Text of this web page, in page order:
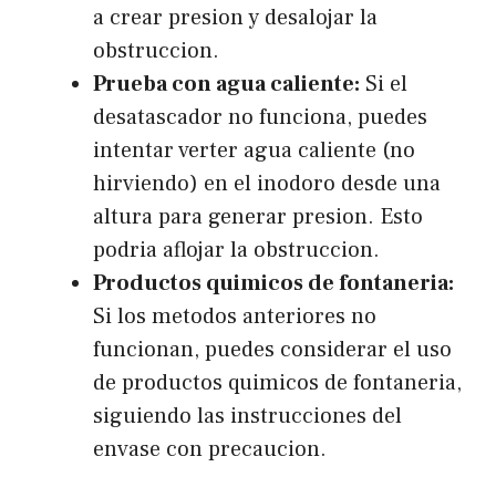
a crear presion y desalojar la
obstruccion.
Prueba con agua caliente: Si el
desatascador no funciona, puedes
intentar verter agua caliente (no
hirviendo) en el inodoro desde una
altura para generar presion. Esto
podria aflojar la obstruccion.
Productos quimicos de fontaneria:
Si los metodos anteriores no
funcionan, puedes considerar el uso
de productos quimicos de fontaneria,
siguiendo las instrucciones del
envase con precaucion.